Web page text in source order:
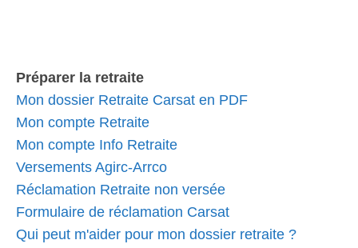
Préparer la retraite
Mon dossier Retraite Carsat en PDF
Mon compte Retraite
Mon compte Info Retraite
Versements Agirc-Arrco
Réclamation Retraite non versée
Formulaire de réclamation Carsat
Qui peut m'aider pour mon dossier retraite ?